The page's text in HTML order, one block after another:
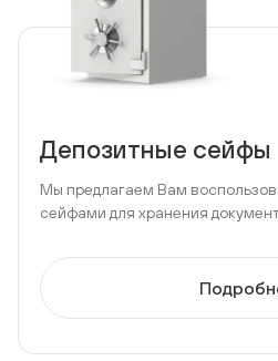
Депозитные сейфы
Мы предлагаем Вам
сейфами для хранения